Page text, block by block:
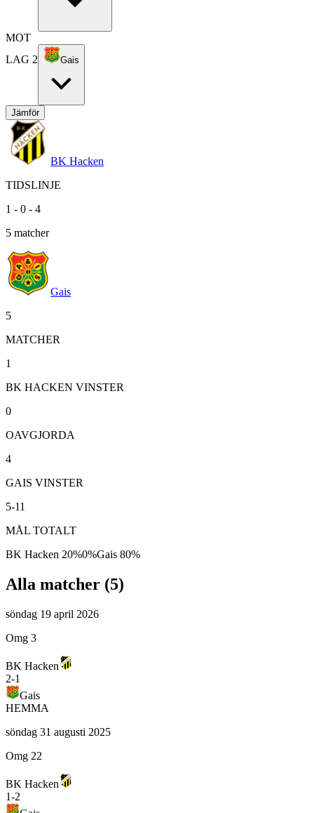
MOT
LAG 2
Gais
Jämför
BK Hacken
TIDSLINJE
1 - 0 - 4
5 matcher
Gais
5
MATCHER
1
BK HACKEN VINSTER
0
OAVGJORDA
4
GAIS VINSTER
5-11
MÅL TOTALT
BK Hacken 20%0%Gais 80%
Alla matcher (5)
söndag 19 april 2026
Omg 3
BK Hacken
2-1
Gais
HEMMA
söndag 31 augusti 2025
Omg 22
BK Hacken
1-2